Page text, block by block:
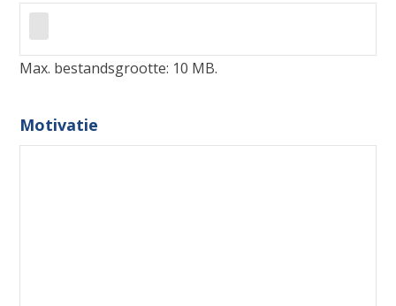
Max. bestandsgrootte: 10 MB.
Motivatie